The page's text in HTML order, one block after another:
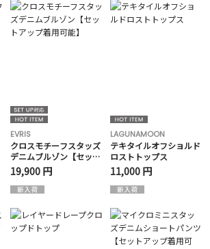
EVRIS
クロスモチーフスタッズ
デニムブルゾン【セット
アップ着用可能】
19,900 円
LAGUNAMOON
テキタイルオフショルド
ロストトップス
11,000 円